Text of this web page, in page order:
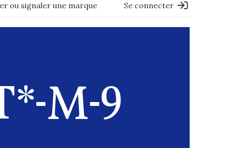
ou signaler une marque Se connecter
M-9